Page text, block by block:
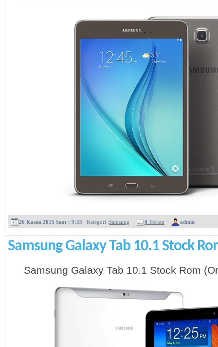
26 Kasım 2015 Saat : 9:35 Kategori :Samsung 0 Yorum admin
Samsung Galaxy Tab 10.1 Stock
Samsung Galaxy Tab 10.1 Stock Rom